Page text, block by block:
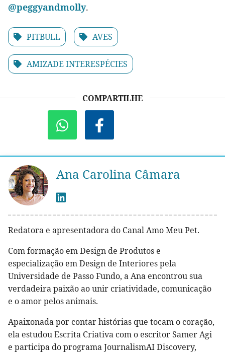
@peggyandmolly.
PITBULL AVES
AMIZADE INTERESPÉCIES
COMPARTILHE
Ana Carolina Câmara
Redatora e apresentadora do Canal Amo Meu Pet.
Com formação em Design de Produtos e
especialização em Design de Interiores pela
Universidade de Passo Fundo, a Ana encontrou sua
verdadeira paixão ao unir criatividade, comunicação
e o amor pelos animais.
Apaixonada por contar histórias que tocam o coração,
ela estudou Escrita Criativa com o escritor Samer Agi
e participa do programa JournalismAI Discovery,